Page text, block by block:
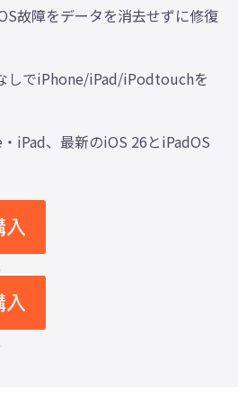
故障をデータを消去せずに修復
しでiPhone/iPad/iPodtouchを
iPad、最新のiOS 26とiPadOS